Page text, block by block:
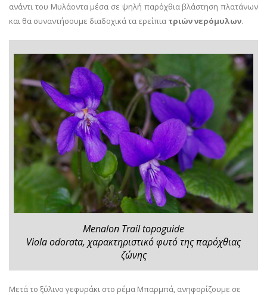
ανάντι του Μυλάοντα μέσα σε ψηλή παρόχθια βλάστηση πλατάνων
και θα συναντήσουμε διαδοχικά τα ερείπια τριών νερόμυλων.
Menalon Trail topoguide
Viola odorata, χαρακτηριστικό φυτό της παρόχθιας
ζώνης
Μετά το ξύλινο γεφυράκι στο ρέμα Μπαρμπά, ανηφορίζουμε σε